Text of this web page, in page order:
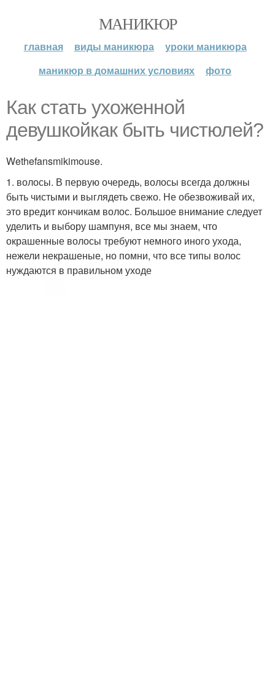
МАНИКЮР
главная виды маникюра
уроки маникюра
маникюр в домашних условиях
фото
Как стать ухоженной
девушкойкак быть чистюлей?
Wethefansmikimouse.
1. волосы. В первую очередь, волосы всегда должны
быть чистыми и выглядеть свежо. Не обезвоживай их,
это вредит кончикам волос. Большое внимание следует
уделить и выбору шампуня, все мы знаем, что
окрашенные волосы требуют немного иного ухода,
нежели некрашеные, но помни, что все типы волос
нуждаются в правильном уходе